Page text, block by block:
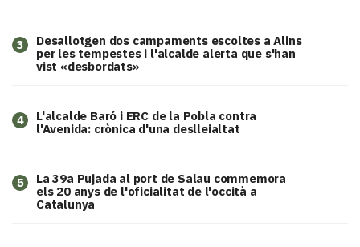
3
​Desallotgen dos campaments escoltes a Alins
per les tempestes i l'alcalde alerta que s'han
vist «desbordats»
4
L'alcalde Baró i ERC de la Pobla contra
l'Avenida: crònica d'una deslleialtat
5
​La 39a Pujada al port de Salau commemora
els 20 anys de l'oficialitat de l'occità a
Catalunya